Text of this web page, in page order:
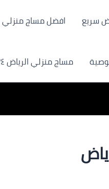
سريع افضل مساج منزلي في الرياض |
مساج منزلي الرياض ٢٤ ساعة | مساج الهنا للرجال 0560827041